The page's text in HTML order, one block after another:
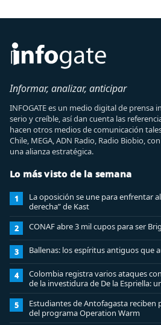
Informar, analizar, anticipar
INFOGATE es un medio digital de
serio y creíble, así dan cuenta las
hacen otros medios de comunicación
Chile, MEGA, ADN Radio, Radio Biobio,
una alianza estratégica.
Lo más visto de la semana
1
La oposición se une para enfrentar
derecha” de Kast
2 CONAF abre 3 mil cupos para ser
3 Ballenas: los espíritus antiguos que
4
Colombia registra varios ataques
de la investidura de De la Espriella:
5
Estudiantes de Antofagasta reciben
del programa Operation Warm